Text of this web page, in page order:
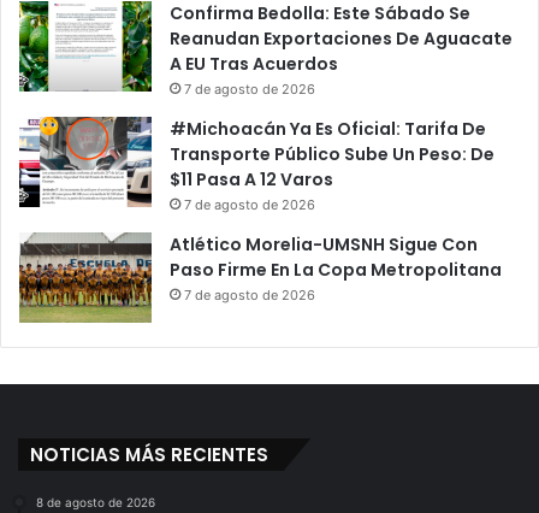
Confirma Bedolla: Este Sábado Se
Reanudan Exportaciones De Aguacate
A EU Tras Acuerdos
7 de agosto de 2026
#Michoacán Ya Es Oficial: Tarifa De
Transporte Público Sube Un Peso: De
$11 Pasa A 12 Varos
7 de agosto de 2026
Atlético Morelia-UMSNH Sigue Con
Paso Firme En La Copa Metropolitana
7 de agosto de 2026
NOTICIAS MÁS RECIENTES
8 de agosto de 2026